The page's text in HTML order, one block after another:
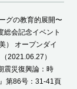
グの教育的展開〜
総会記念イベント
） オープンダイ
2021.06.27）
震災復興論：時
第86号：31-41頁